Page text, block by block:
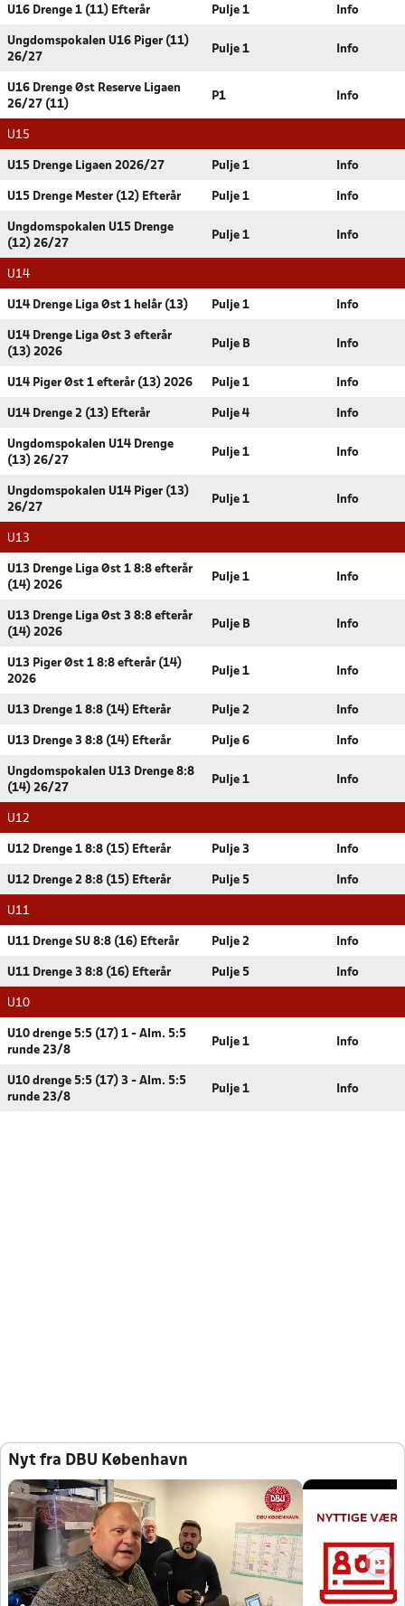
U16 Drenge 1 (11) Efterår Pulje 1 Info
Ungdomspokalen U16 Piger (11)
26/27
Pulje 1 Info
U16 Drenge Øst Reserve Ligaen
26/27 (11)
P1 Info
U15
U15 Drenge Ligaen 2026/27 Pulje 1 Info
U15 Drenge Mester (12) Efterår Pulje 1 Info
Ungdomspokalen U15 Drenge
(12) 26/27
Pulje 1 Info
U14
U14 Drenge Liga Øst 1 helår (13) Pulje 1 Info
U14 Drenge Liga Øst 3 efterår
(13) 2026
Pulje B Info
U14 Piger Øst 1 efterår (13) 2026 Pulje 1 Info
U14 Drenge 2 (13) Efterår Pulje 4 Info
Ungdomspokalen U14 Drenge
(13) 26/27
Pulje 1 Info
Ungdomspokalen U14 Piger (13)
26/27
Pulje 1 Info
U13
U13 Drenge Liga Øst 1 8:8 efterår
(14) 2026
Pulje 1 Info
U13 Drenge Liga Øst 3 8:8 efterår
(14) 2026
Pulje B Info
U13 Piger Øst 1 8:8 efterår (14)
2026
Pulje 1 Info
U13 Drenge 1 8:8 (14) Efterår Pulje 2 Info
U13 Drenge 3 8:8 (14) Efterår Pulje 6 Info
Ungdomspokalen U13 Drenge 8:8
(14) 26/27
Pulje 1 Info
U12
U12 Drenge 1 8:8 (15) Efterår Pulje 3 Info
U12 Drenge 2 8:8 (15) Efterår Pulje 5 Info
U11
U11 Drenge SU 8:8 (16) Efterår Pulje 2 Info
U11 Drenge 3 8:8 (16) Efterår Pulje 5 Info
U10
U10 drenge 5:5 (17) 1 - Alm. 5:5
runde 23/8
Pulje 1 Info
U10 drenge 5:5 (17) 3 - Alm. 5:5
runde 23/8
Pulje 1 Info
Nyt fra DBU København